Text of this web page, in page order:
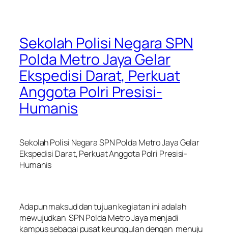
Sekolah Polisi Negara SPN
Polda Metro Jaya Gelar
Ekspedisi Darat, Perkuat
Anggota Polri Presisi-
Humanis
Sekolah Polisi Negara SPN Polda Metro Jaya Gelar
Ekspedisi Darat, Perkuat Anggota Polri Presisi-
Humanis
‎Adapun maksud dan tujuan kegiatan ini adalah
mewujudkan SPN Polda Metro Jaya menjadi
kampus sebagai pusat keunggulan dengan menuju